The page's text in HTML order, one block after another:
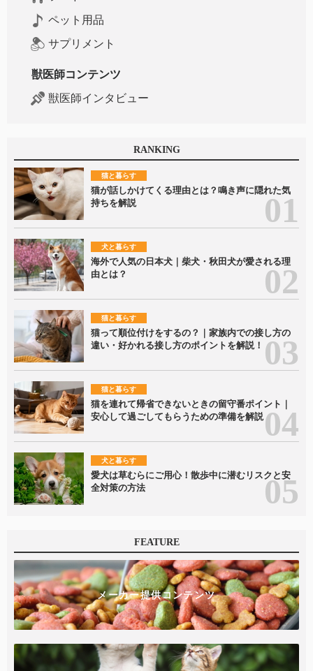
ペット用品
サプリメント
獣医師コンテンツ
獣医師インタビュー
RANKING
猫と暮らす
猫が話しかけてくる理由とは？鳴き声に隠れた気
持ちを解説
犬と暮らす
海外で人気の日本犬｜柴犬・秋田犬が愛される理
由とは？
猫と暮らす
猫って順位付けをするの？｜家族内での接し方の
違い・好かれる接し方のポイントを解説！
猫と暮らす
猫を連れて帰省できないときの留守番ポイント｜
安心して過ごしてもらうための準備を解説
犬と暮らす
愛犬は草むらにご用心！散歩中に潜むリスクと安
全対策の方法
FEATURE
メーカー提供コンテンツ